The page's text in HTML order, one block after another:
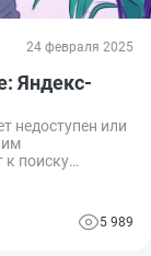
24 февраля 2025
Яндекс-
недоступен или
к поиску
К
одно решение) —
то, чего5 989